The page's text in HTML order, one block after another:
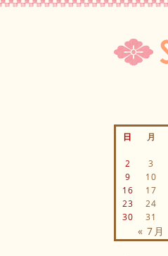
日 月
« 7月
2
3
9
10
16
17
23
24
30
31